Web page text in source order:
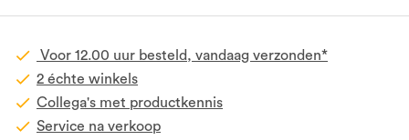
Voor 12.00 uur besteld, vandaag verzonden*
2 échte winkels
Collega's met productkennis
Service na verkoop